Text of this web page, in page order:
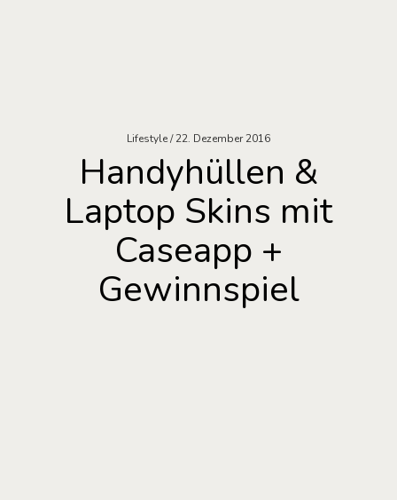
Lifestyle 22. Dezember 2016
Handyhüllen &
Laptop Skins mit
Caseapp +
Gewinnspiel